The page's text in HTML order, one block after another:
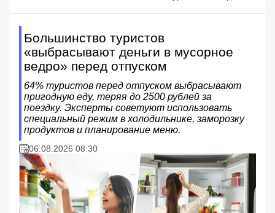
Большинство туристов
«выбрасывают деньги в мусорное
ведро» перед отпуском
64% туристов перед отпуском выбрасывают
пригодную еду, теряя до 2500 рублей за
поездку. Эксперты советуют использовать
специальный режим в холодильнике, заморозку
продуктов и планирование меню.
06.08.2026 08:30